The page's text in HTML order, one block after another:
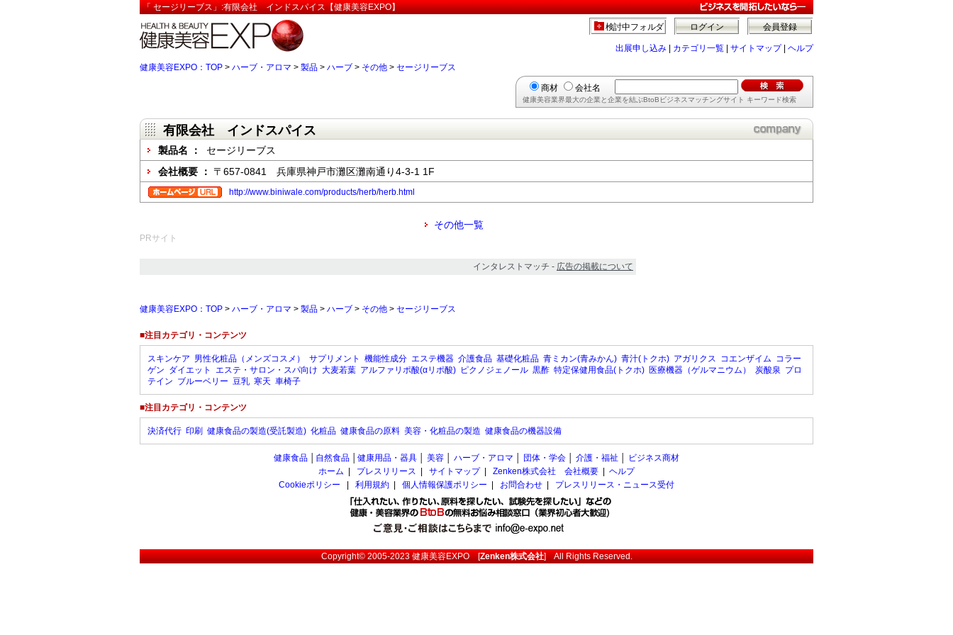
「 セージリーブス」:有限会社 インドスパイス【健康美容EXPO】
会員登録
ログイン
検討中フォルダ
出展申し込み カテゴリ一覧 サイトマップ| ヘルプ
健康美容EXPO：TOP > ハーブ・アロマ > 製品 > ハーブ > その他 > セージリーブス
商材 会社名
健康美容業界最大の企業と企業を結ぶBtoBビジネスマッチングサイト キーワード検索
有限会社 インドスパイス
製品名 ：
セージリーブス
会社概要 ： 〒657-0841 兵庫県神戸市灘区灘南通り4-3-1 1F
http://www.biniwale.com/products/herb/herb.html
その他一覧
PRサイト
インタレストマッチ - 広告の掲載について
健康美容EXPO：TOP > ハーブ・アロマ > 製品 > ハーブ > その他 > セージリーブス
■注目カテゴリ・コンテンツ
スキンケア 男性化粧品（メンズコスメ） サプリメント 機能性成分 エステ機器 介護食品 基礎化粧品 青ミカン(青みかん) 青汁(トクホ) アガリクス コエンザイム コラー
ゲン ダイエット エステ・サロン・スパ向け 大麦若葉 アルファリポ酸(αリポ酸) ピクノジェノール 黒酢 特定保健用食品(トクホ) 医療機器（ゲルマニウム） 炭酸泉 プロ
テイン ブルーベリー 豆乳 寒天 車椅子
■注目カテゴリ・コンテンツ
決済代行 印刷 健康食品の製造(受託製造) 化粧品 健康食品の原料 美容・化粧品の製造 健康食品の機器設備
健康食品 自然食品 健康用品・器具 美容 ハーブ・アロマ 団体・学会 介護・福祉
ビジネス商材
ホーム
プレスリリース サイトマップ| Zenken株式会社 会社概要
ヘルプ
Cookieポリシー
利用規約 個人情報保護ポリシー お問合わせ プレスリリース・ニュース受付
Copyright© 2005-2023健康美容EXPO[Zenken株式会社] All Rights Reserved.